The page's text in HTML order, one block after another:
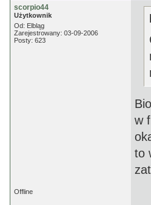
scorpio44
Użytkownik
Od: Elbląg
Zarejestrowany: 03-09-2006
Posty: 623
w
to
Offline